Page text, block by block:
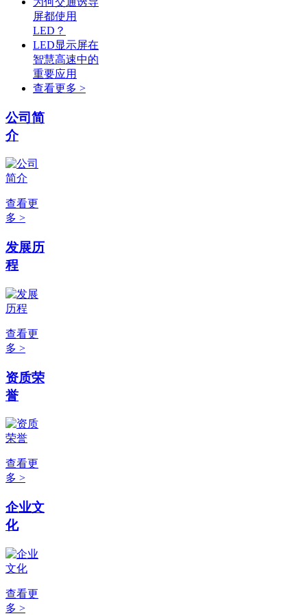
屏都使用
LED？
LED显示屏在
智慧高速中的
重要应用
查看更多 >
公司简
介
查看更
多 >
发展历
程
查看更
多 >
资质荣
誉
查看更
多 >
企业文
化
查看更
多 >